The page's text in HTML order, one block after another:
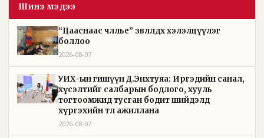
Шинэ мэдээ
“Цааснаас чөлөөлье” зөвлөлдөх хэлэлцүүлэг
боллоо
2026-08-07
УИХ-ын гишүүн Д.Энхтуяа: Иргэдийн санал,
хүсэлтийг салбарын бодлого, хууль
тогтоомжид тусган бодит шийдэлд
хүргэхийн төлөө ажиллана
2026-08-07